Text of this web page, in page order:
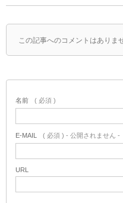
この記事へのコメントはありま
名前 ( 必須 )
E-MAIL ( 必須 ) - 公開されません -
URL